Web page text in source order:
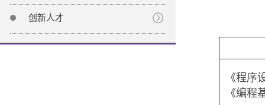
创新人才
《程序
《编程